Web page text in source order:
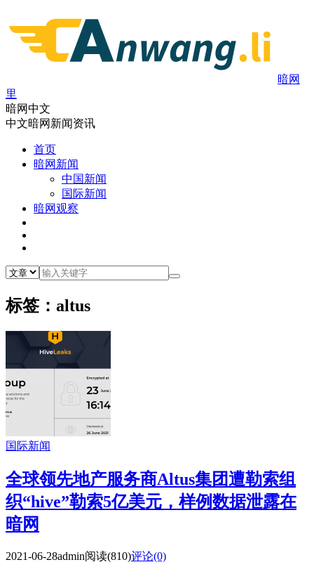
暗网
里
暗网中文
中文暗网新闻资讯
首页
暗网新闻
中国新闻
国际新闻
暗网观察
标签：altus
国际新闻
全球领先地产服务商Altus集团遭勒索组
织“hive”勒索5亿美元，样例数据泄露在
暗网
2021-06-28admin阅读(810)评论(0)